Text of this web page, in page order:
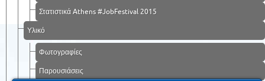
Στατιστικά Athens #JobFestival 2015
Υλικό
Φωτογραφίες
Παρουσιάσεις